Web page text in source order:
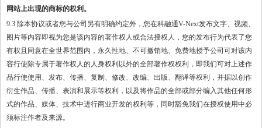
网站上出现的商标的权利。
9.3 除本协议或者您与公司另有明确约定外，您在科融通V-Next发布文字、视频、
图片等内容即视为您是该内容的著作权人或合法授权人，您的发布行为代表了您
有权且同意在全世界范围内，永久性地、不可撤销地、免费地授予公司可对该内
容行使除专属于著作权人的人身权利以外的全部著作权权利，即我们可对上述作
品行使使用、发布、传播、复制、修改、改编、出版、翻译等权利，并据以创作
衍生作品、传播、表演和展示等权利，以及将作品的全部或部分编入其他任何形
式的作品、媒体、技术中进行商业开发的权利等，同时豁免我们在授权使用中必
须标注作者及来源。